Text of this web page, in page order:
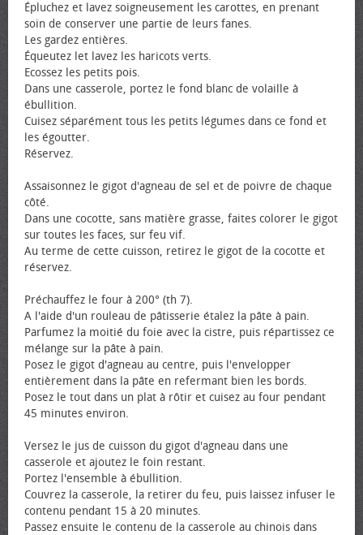
Épluchez et lavez soigneusement les carottes, en prenant
soin de conserver une partie de leurs fanes.
Les gardez entières.
Équeutez let lavez les haricots verts.
Ecossez les petits pois.
Dans une casserole, portez le fond blanc de volaille à
ébullition.
Cuisez séparément tous les petits légumes dans ce fond et
les égoutter.
Réservez.
Assaisonnez le gigot d'agneau de sel et de poivre de chaque
côté.
Dans une cocotte, sans matière grasse, faites colorer le gigot
sur toutes les faces, sur feu vif.
Au terme de cette cuisson, retirez le gigot de la cocotte et
réservez.
Préchauffez le four à 200° (th 7).
A l'aide d'un rouleau de pâtisserie étalez la pâte à pain.
Parfumez la moitié du foie avec la cistre, puis répartissez ce
mélange sur la pâte à pain.
Posez le gigot d'agneau au centre, puis l'envelopper
entièrement dans la pâte en refermant bien les bords.
Posez le tout dans un plat à rôtir et cuisez au four pendant
45 minutes environ.
Versez le jus de cuisson du gigot d'agneau dans une
casserole et ajoutez le foin restant.
Portez l'ensemble à ébullition.
Couvrez la casserole, la retirer du feu, puis laissez infuser le
contenu pendant 15 à 20 minutes.
Passez ensuite le contenu de la casserole au chinois dans